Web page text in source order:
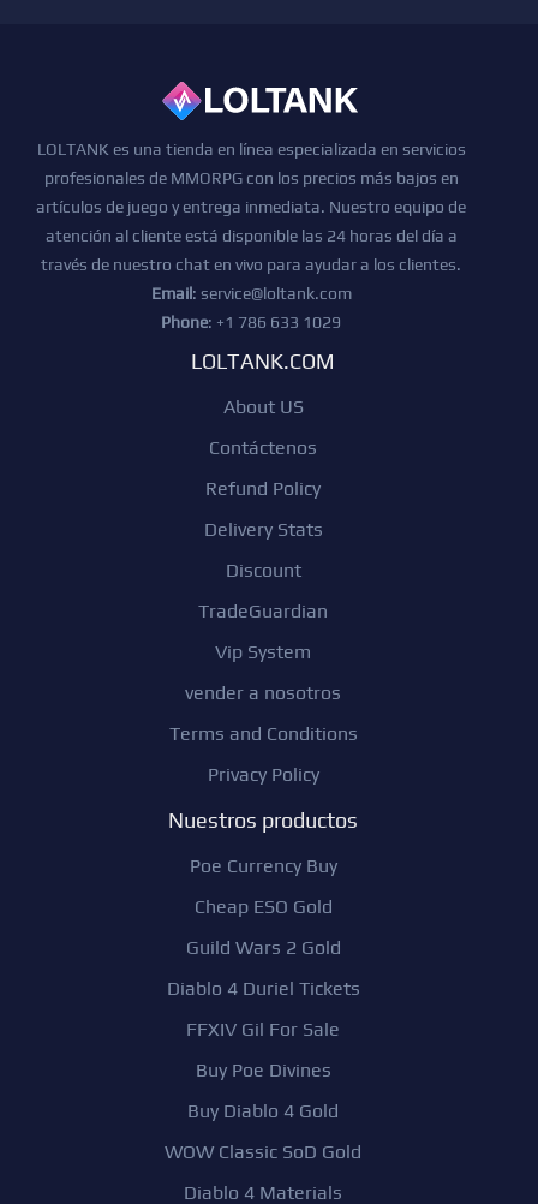
LOLTANK es una tienda en línea especializada en servicios
profesionales de MMORPG con los precios más bajos en
artículos de juego y entrega inmediata. Nuestro equipo de
atención al cliente está disponible las 24 horas del día a
través de nuestro chat en vivo para ayudar a los clientes.
Email: service@loltank.com
Phone: +1 786 633 1029
LOLTANK.COM
About US
Contáctenos
Refund Policy
Delivery Stats
Discount
TradeGuardian
Vip System
vender a nosotros
Terms and Conditions
Privacy Policy
Nuestros productos
Poe Currency Buy
Cheap ESO Gold
Guild Wars 2 Gold
Diablo 4 Duriel Tickets
FFXIV Gil For Sale
Buy Poe Divines
Buy Diablo 4 Gold
WOW Classic SoD Gold
Diablo 4 Materials